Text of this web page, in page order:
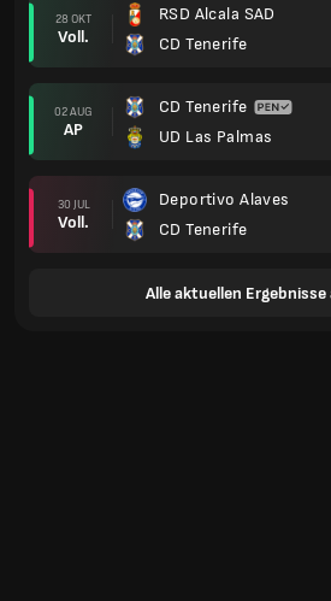
28 OKT
Voll.
RSD Alcala SAD
CD Tenerife
02 AUG
AP
CD Tenerife
UD Las Palmas
30 JUL
Voll.
Deportivo Alaves
CD Tenerife
Alle aktuellen Ergebnisse